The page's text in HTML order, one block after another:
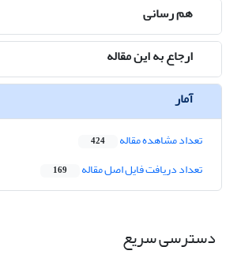
هم رسانی
ارجاع به این مقاله
آمار
تعداد مشاهده مقاله 424
تعداد دریافت فایل اصل مقاله 169
دسترسی سریع